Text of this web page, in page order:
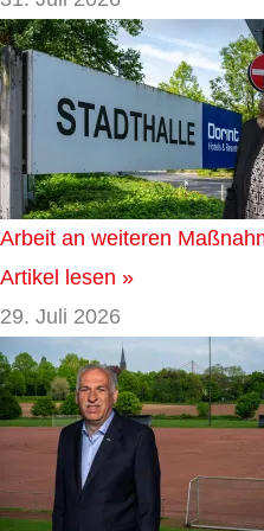
Arbeit an weiteren
Artikel lesen »
29. Juli 2026